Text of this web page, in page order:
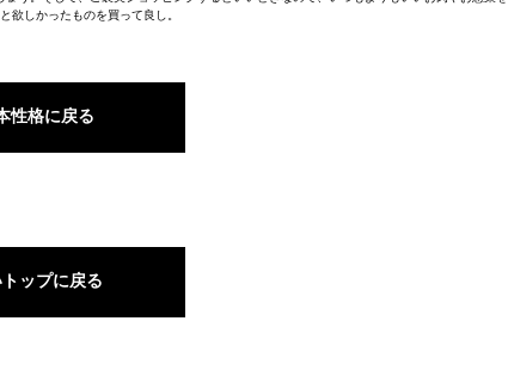
欲しかったものを買って良し。
性格に戻る
ップに戻る